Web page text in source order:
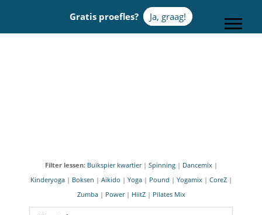
Gratis proefles? Ja, graag!
Filter lessen: Buikspier kwartier| Spinning| Dancemix|
Kinderyoga| Boksen | Aikido | Yoga| Pound | Yogamix| CoreZ|
Zumba| Power| HiitZ| Pilates Mix